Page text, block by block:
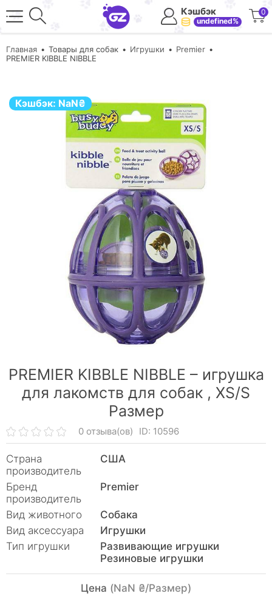
Кэшбэк
undefined%
0
Главная Товары для собак Игрушки
Premier
PREMIER KIBBLE NIBBLE
Кэшбэк: NaN₴
PREMIER KIBBLE NIBBLE – игрушка
для лакомств для собак , XS/S
Размер
0 отзыва(ов) ID: 10596
Страна
производитель
США
Бренд
производитель
Premier
Вид животного
Собака
Вид аксессуара
Игрушки
Тип игрушки
Развивающие игрушки
Резиновые игрушки
Цена (NaN ₴/Размер)